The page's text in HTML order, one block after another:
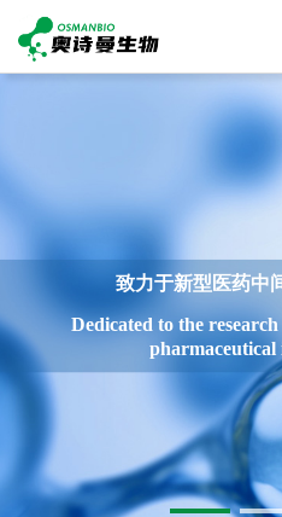
我
们
品
展
示
新
闻
动
生
产
备
联
我
致力于新型医药中
Dedicated to the
pharmaceutical